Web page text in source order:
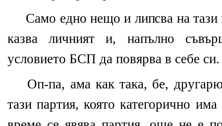
Само едно нещо и липсва на
казва личният и, напълно
условието БСП да повярва в себе си.
Оп-па, ама как така, бе,
тази партия, която категорично